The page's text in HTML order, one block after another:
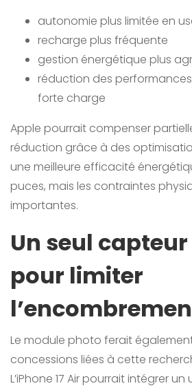
autonomie plus limitée en
recharge plus fréquente
gestion énergétique plus
réduction des
forte charge
Apple pourrait compenser
réduction grâce à des
une meilleure efficacité
puces, mais les contraintes
importantes.
Un seul
pour limiter
Le module photo ferait
concessions liées à cette
L’iPhone 17 Air pourrait intégrer